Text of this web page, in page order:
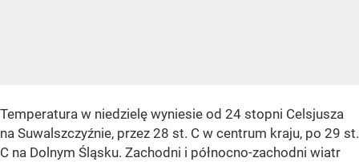
Temperatura w niedzielę wyniesie od 24 stopni Celsjusza
na Suwalszczyźnie, przez 28 st. C w centrum kraju, po 29 st.
C na Dolnym Śląsku. Zachodni i północno-zachodni wiatr